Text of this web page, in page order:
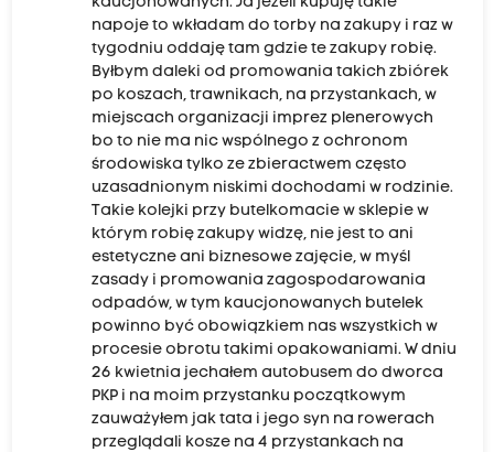
napoje to wkładam do torby na zakupy i raz w
tygodniu oddaję tam gdzie te zakupy robię.
Byłbym daleki od promowania takich zbiórek
po koszach, trawnikach, na przystankach, w
miejscach organizacji imprez plenerowych
bo to nie ma nic wspólnego z ochronom
środowiska tylko ze zbieractwem często
uzasadnionym niskimi dochodami w rodzinie.
Takie kolejki przy butelkomacie w sklepie w
którym robię zakupy widzę, nie jest to ani
estetyczne ani biznesowe zajęcie, w myśl
zasady i promowania zagospodarowania
odpadów, w tym kaucjonowanych butelek
powinno być obowiązkiem nas wszystkich w
procesie obrotu takimi opakowaniami. W dniu
26 kwietnia jechałem autobusem do dworca
PKP i na moim przystanku początkowym
zauważyłem jak tata i jego syn na rowerach
przeglądali kosze na 4 przystankach na